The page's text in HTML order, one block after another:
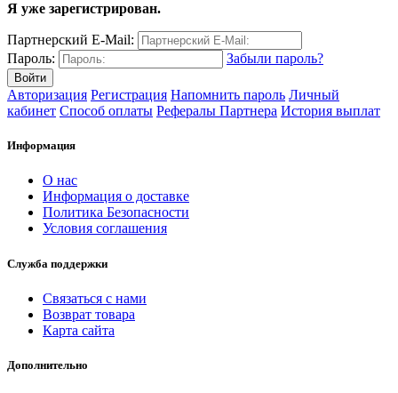
Я уже зарегистрирован.
Партнерский E-Mail:
Пароль:
Забыли пароль?
Авторизация Регистрация Напомнить пароль Личный
кабинет Способ оплаты Рефералы Партнера История выплат
Информация
О нас
Информация о доставке
Политика Безопасности
Условия соглашения
Служба поддержки
Связаться с нами
Возврат товара
Карта сайта
Дополнительно